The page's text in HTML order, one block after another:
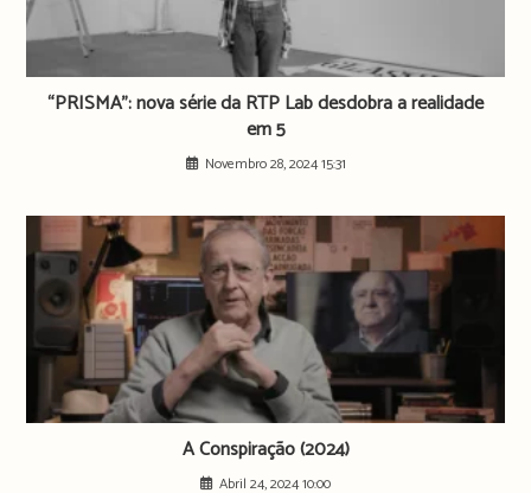
“PRISMA”: nova série da RTP Lab desdobra a realidade
em 5
Novembro 28, 2024 15:31
A Conspiração (2024)
Abril 24, 2024 10:00